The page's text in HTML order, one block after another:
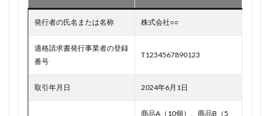
発行者の氏名または名称 株式会社○○
適格請求書発行事業者の登録
番号
T1234567890123
取引年月日 2024年6月1日
商品A（10個）、商品B（5